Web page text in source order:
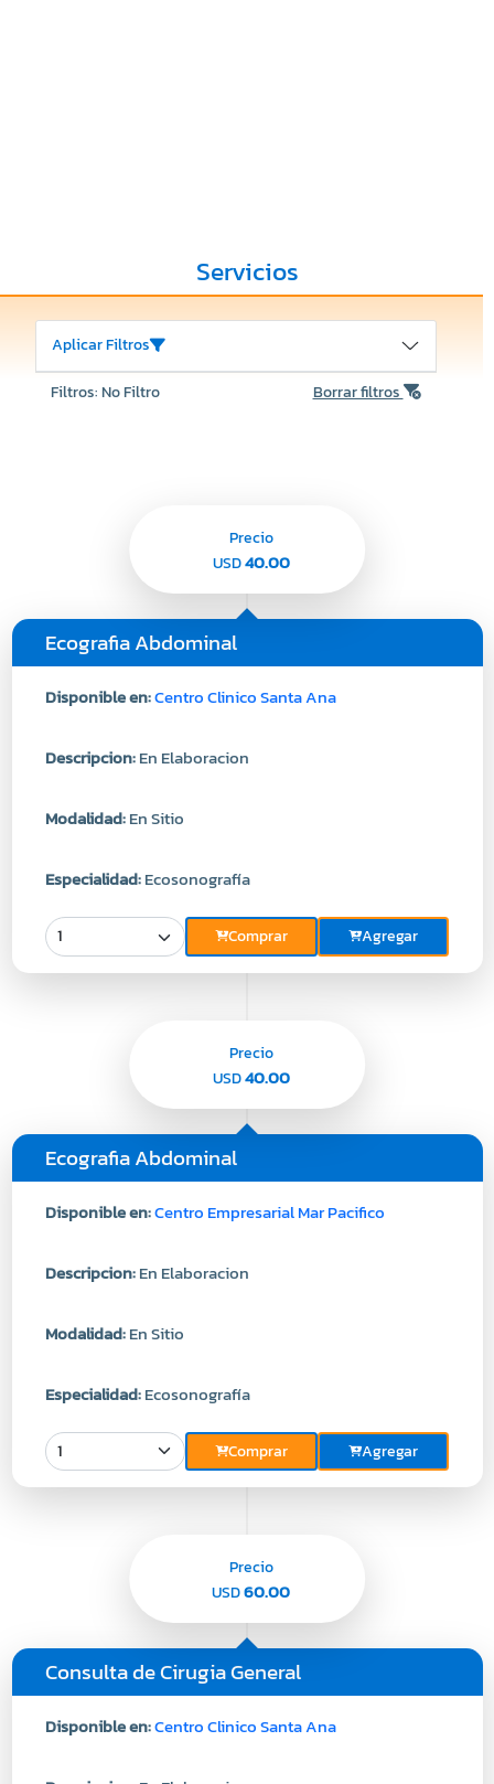
Servicios
Aplicar Filtros
Filtros: No Filtro Borrar filtros
Ecografia Abdominal
Disponible en:Centro Clinico Santa Ana
Descripcion:En Elaboracion
Modalidad:En Sitio
Especialidad:Ecosonografía
Comprar Agregar
Precio
USD40.00
Ecografia Abdominal
Disponible en:Centro Empresarial Mar Pacifico
Descripcion:En Elaboracion
Modalidad:En Sitio
Especialidad:Ecosonografía
Comprar Agregar
Precio
USD40.00
Consulta de Cirugia General
Disponible en:Centro Clinico Santa Ana
Precio
USD60.00